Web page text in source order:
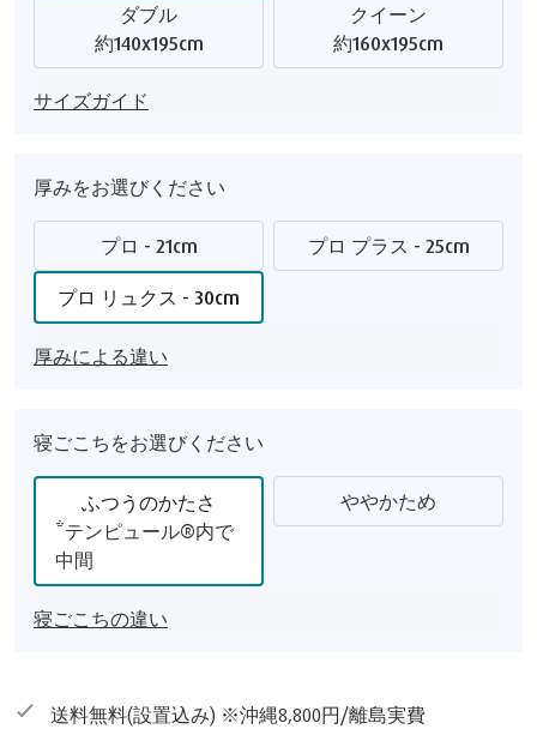
ダブル
約140x195cm
クイーン
約160x195cm
サイズガイド
厚みをお選びください
プロ - 21cm プロ プラス - 25cm
プロ リュクス - 30cm
厚みによる違い
寝ごこちをお選びください
ふつうのかたさ
*テンピュール®内で
中間
ややかため
寝ごこちの違い
送料無料(設置込み) ※沖縄8,800円/離島実費